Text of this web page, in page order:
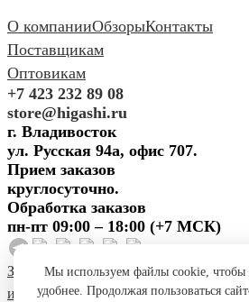
О компанииОбзорыКонтакты
Поставщикам
Оптовикам
+7 423 232 89 08
store@higashi.ru
г. Владивосток
ул. Русская 94а, офис 707.
Прием заказов
круглосуточно.
Обработка заказов
пн-пт 09:00 – 18:00 (+7 МСК)
Задать вопросПредложить
идеюПоблагодаритьПожаловаться
Мы используем файлы cookie, чтобы
удобнее. Продолжая пользоваться